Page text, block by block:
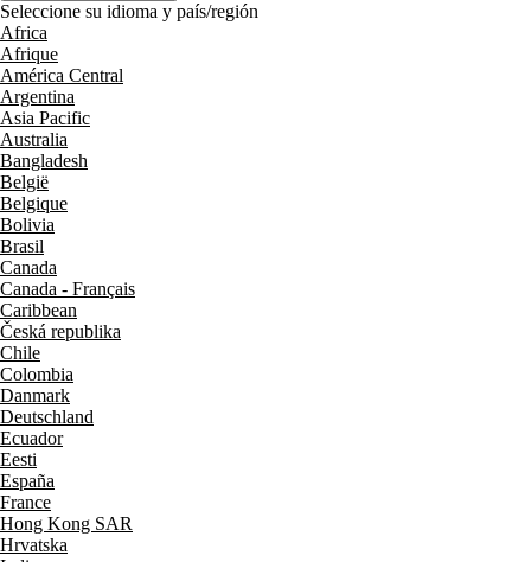
Seleccione su idioma y país/región
Africa
Afrique
América Central
Argentina
Asia Pacific
Australia
Bangladesh
België
Belgique
Bolivia
Brasil
Canada
Canada - Français
Caribbean
Česká republika
Chile
Colombia
Danmark
Deutschland
Ecuador
Eesti
España
France
Hong Kong SAR
Hrvatska